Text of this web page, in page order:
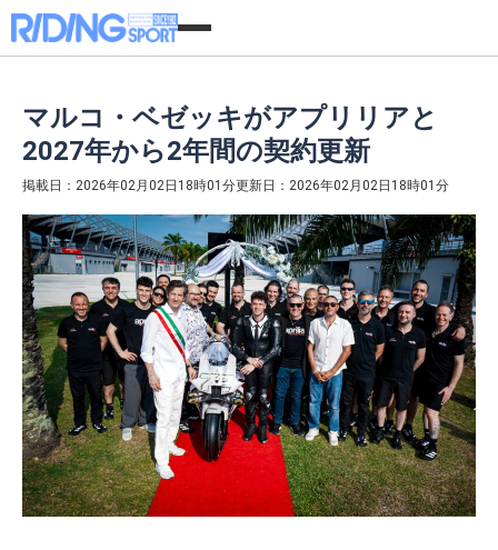
マルコ・ベゼッキがアプリリアと
2027年から2年間の契約更新
掲載日：2026年02月02日18時01分更新日：2026年02月02日18時01分